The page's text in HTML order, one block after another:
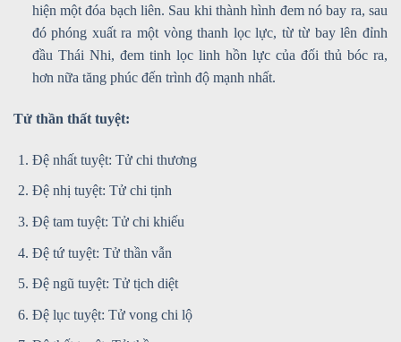
hiện một đóa bạch liên. Sau khi thành hình đem nó bay ra, sau
đó phóng xuất ra một vòng thanh lọc lực, từ từ bay lên đỉnh
đầu Thái Nhi, đem tinh lọc linh hồn lực của đối thủ bóc ra,
hơn nữa tăng phúc đến trình độ mạnh nhất.
Tử thần thất tuyệt:
Đệ nhất tuyệt: Tử chi thương
Đệ nhị tuyệt: Tử chi tịnh
Đệ tam tuyệt: Tử chi khiếu
Đệ tứ tuyệt: Tử thần vẫn
Đệ ngũ tuyệt: Tử tịch diệt
Đệ lục tuyệt: Tử vong chi lộ